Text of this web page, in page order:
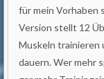
für mein Vorhaben
Version stellt 12
Muskeln trainieren
dauern. Wer mehr